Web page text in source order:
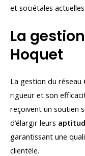
et sociétales actuelles.
La
Hoquet
La gestion du réseau
rigueur et son
reçoivent un soutien
d’élargir leurs
garantissant une
clientèle.